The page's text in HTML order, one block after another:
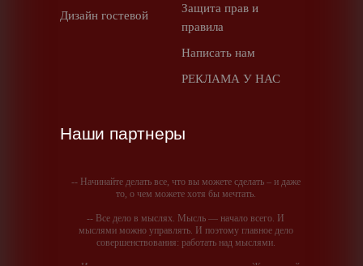
Дизайн гостевой
Защита прав и
правила
Написать нам
РЕКЛАМА У НАС
Наши партнеры
-- Начинайте делать все, что вы можете сделать – и даже
то, о чем можете хотя бы мечтать.
-- Все дело в мыслях. Мысль — начало всего. И
мыслями можно управлять. И поэтому главное дело
совершенствования: работать над мыслями.